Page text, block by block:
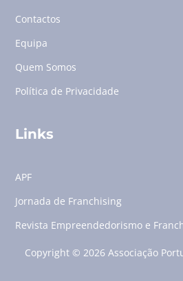
Contactos
Equipa
Quem Somos
Política de Privacidade
Links
APF
Jornada de Franchising
Revista Empreendedorismo e
Copyright © 2026 Associação